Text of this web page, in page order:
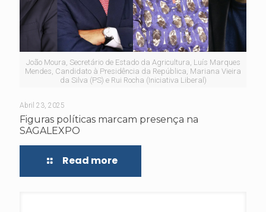
João Moura, Secretário de Estado da Agricultura, Luís Marques
Mendes, Candidato à Presidência da República, Mariana Vieira
da Silva (PS) e Rui Rocha (Iniciativa Liberal)
Abril 23, 2025
Figuras políticas marcam presença na
SAGALEXPO
Read more